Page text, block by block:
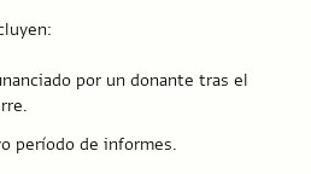
por un donante tras el
período de informes.